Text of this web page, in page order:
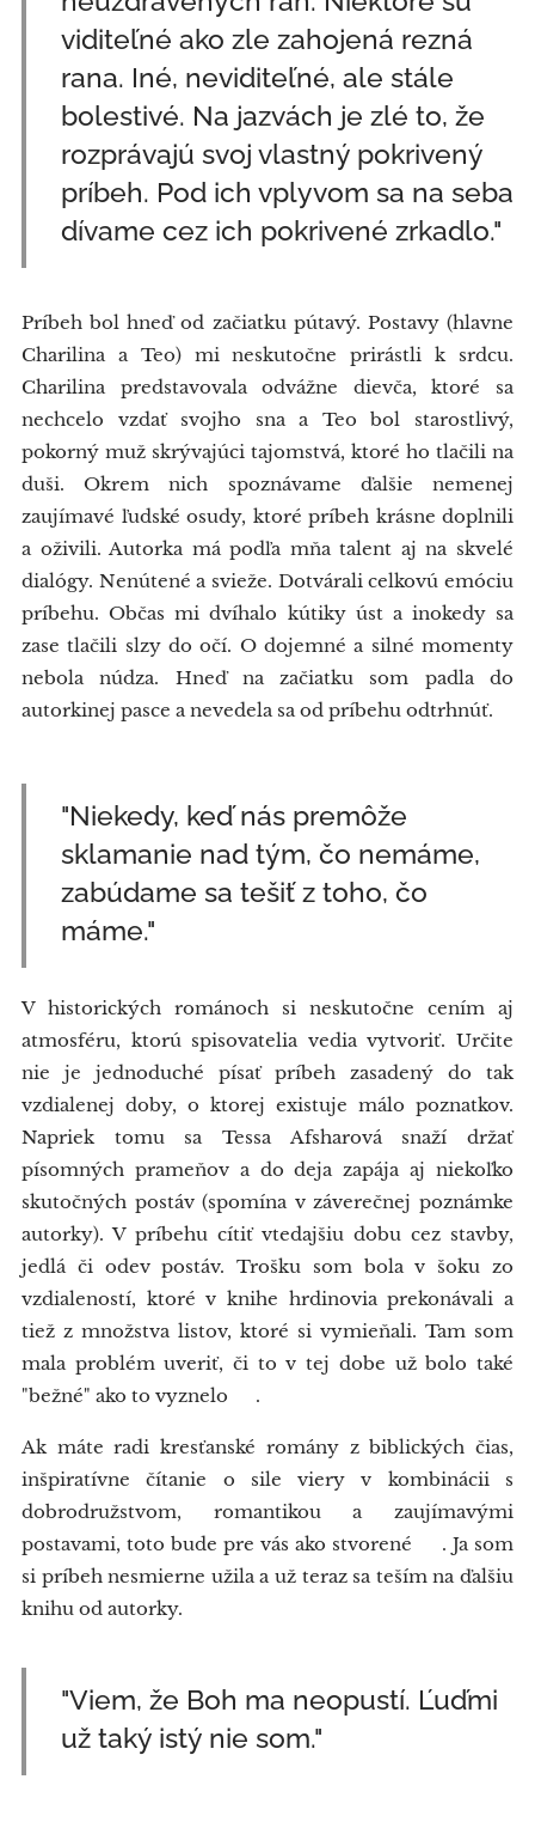
viditeľné ako zle zahojená rezná
rana. Iné, neviditeľné, ale stále
bolestivé. Na jazvách je zlé to, že
rozprávajú svoj vlastný pokrivený
príbeh. Pod ich vplyvom sa na seba
dívame cez ich pokrivené zrkadlo."
Príbeh bol hneď od začiatku pútavý. Postavy (hlavne
Charilina a Teo) mi neskutočne prirástli k srdcu.
Charilina predstavovala odvážne dievča, ktoré sa
nechcelo vzdať svojho sna a Teo bol starostlivý,
pokorný muž skrývajúci tajomstvá, ktoré ho tlačili na
duši. Okrem nich spoznávame ďalšie nemenej
zaujímavé ľudské osudy, ktoré príbeh krásne doplnili
a oživili. Autorka má podľa mňa talent aj na skvelé
dialógy. Nenútené a svieže. Dotvárali celkovú emóciu
príbehu. Občas mi dvíhalo kútiky úst a inokedy sa
zase tlačili slzy do očí. O dojemné a silné momenty
nebola núdza. Hneď na začiatku som padla do
autorkinej pasce a nevedela sa od príbehu odtrhnúť.
"Niekedy, keď nás premôže
sklamanie nad tým, čo nemáme,
zabúdame sa tešiť z toho, čo
máme."
V historických románoch si neskutočne cením aj
atmosféru, ktorú spisovatelia vedia vytvoriť. Určite
nie je jednoduché písať príbeh zasadený do tak
vzdialenej doby, o ktorej existuje málo poznatkov.
Napriek tomu sa Tessa Afsharová snaží držať
písomných prameňov a do deja zapája aj niekoľko
skutočných postáv (spomína v záverečnej poznámke
autorky). V príbehu cítiť vtedajšiu dobu cez stavby,
jedlá či odev postáv. Trošku som bola v šoku zo
vzdialeností, ktoré v knihe hrdinovia prekonávali a
tiež z množstva listov, ktoré si vymieňali. Tam som
mala problém uveriť, či to v tej dobe už bolo také
"bežné" ako to vyznelo 🤷‍♀️.
Ak máte radi kresťanské romány z biblických čias,
inšpiratívne čítanie o sile viery v kombinácii s
dobrodružstvom, romantikou a zaujímavými
postavami, toto bude pre vás ako stvorené 😉. Ja som
si príbeh nesmierne užila a už teraz sa teším na ďalšiu
knihu od autorky.
"Viem, že Boh ma neopustí. Ľuďmi
už taký istý nie som."